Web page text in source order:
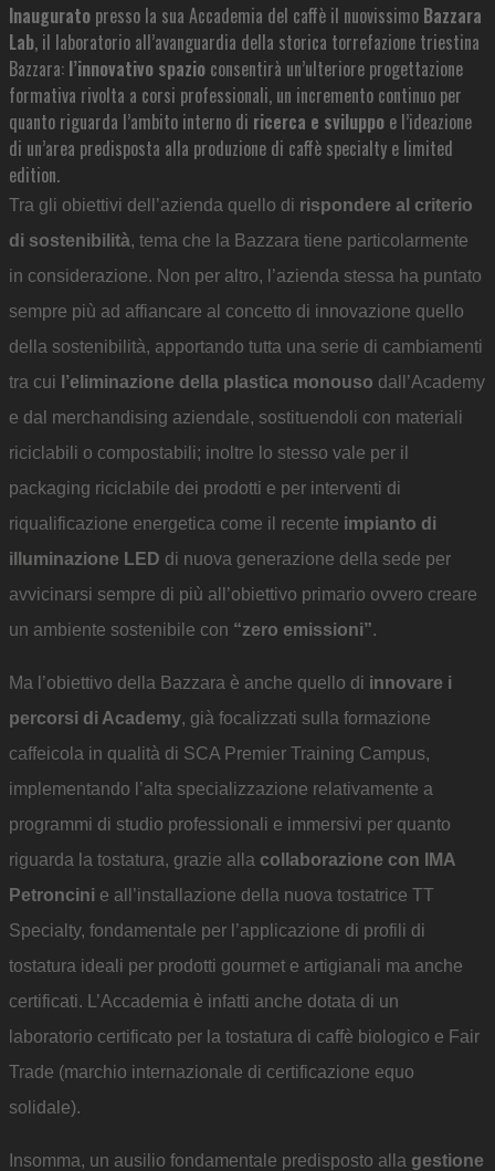
Inaugurato presso la sua Accademia del caffè il nuovissimo Bazzara
Lab, il laboratorio all’avanguardia della storica torrefazione triestina
Bazzara: l’innovativo spazio consentirà un’ulteriore progettazione
formativa rivolta a corsi professionali, un incremento continuo per
quanto riguarda l’ambito interno di ricerca e sviluppo e l’ideazione
di un’area predisposta alla produzione di caffè specialty e limited
edition.
Tra gli obiettivi dell’azienda quello di rispondere al criterio
di sostenibilità, tema che la Bazzara tiene particolarmente
in considerazione. Non per altro, l’azienda stessa ha puntato
sempre più ad affiancare al concetto di innovazione quello
della sostenibilità, apportando tutta una serie di cambiamenti
tra cui l’eliminazione della plastica monouso dall’Academy
e dal merchandising aziendale, sostituendoli con materiali
riciclabili o compostabili; inoltre lo stesso vale per il
packaging riciclabile dei prodotti e per interventi di
riqualificazione energetica come il recente impianto di
illuminazione LED di nuova generazione della sede per
avvicinarsi sempre di più all’obiettivo primario ovvero creare
un ambiente sostenibile con “zero emissioni”.
Ma l’obiettivo della Bazzara è anche quello di innovare i
percorsi di Academy, già focalizzati sulla formazione
caffeicola in qualità di SCA Premier Training Campus,
implementando l’alta specializzazione relativamente a
programmi di studio professionali e immersivi per quanto
riguarda la tostatura, grazie alla collaborazione con IMA
Petroncini e all’installazione della nuova tostatrice TT
Specialty, fondamentale per l’applicazione di profili di
tostatura ideali per prodotti gourmet e artigianali ma anche
certificati. L’Accademia è infatti anche dotata di un
laboratorio certificato per la tostatura di caffè biologico e Fair
Trade (marchio internazionale di certificazione equo
solidale).
Insomma, un ausilio fondamentale predisposto alla gestione